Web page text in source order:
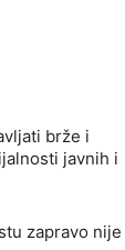
brže i
javnih i
zapravo nije